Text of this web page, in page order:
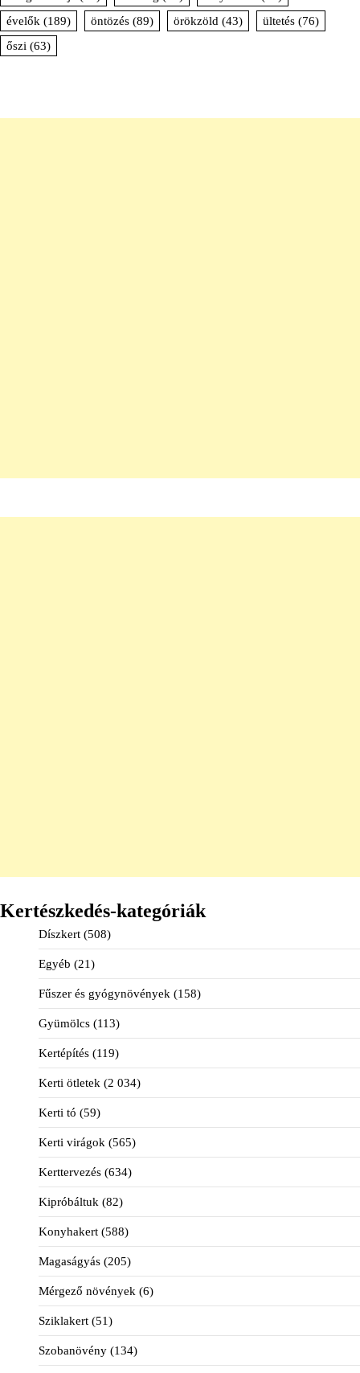
évelők (189) öntözés (89) örökzöld (43) ültetés (76)
őszi (63)
Kertészkedés-kategóriák
Díszkert (508)
Egyéb (21)
Fűszer és gyógynövények (158)
Gyümölcs (113)
Kertépítés (119)
Kerti ötletek (2 034)
Kerti tó (59)
Kerti virágok (565)
Kerttervezés (634)
Kipróbáltuk (82)
Konyhakert (588)
Magaságyás (205)
Mérgező növények (6)
Sziklakert (51)
Szobanövény (134)